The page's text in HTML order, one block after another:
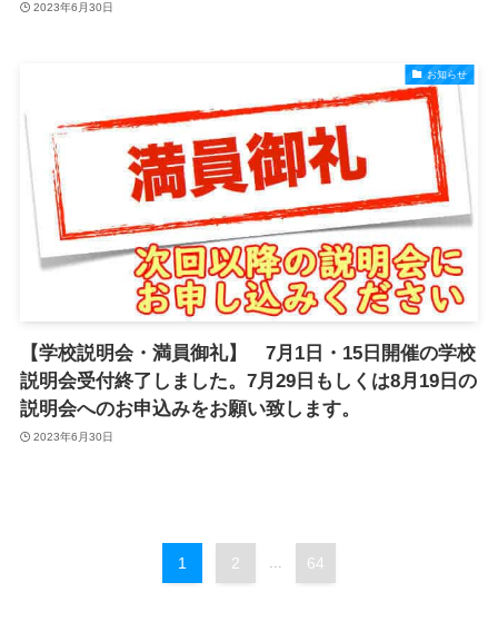
2023年6月30日
お知らせ
【学校説明会・満員御礼】 7月1日・15日開催の学校
説明会受付終了しました。7月29日もしくは8月19日の
説明会へのお申込みをお願い致します。
2023年6月30日
1 2 ... 64